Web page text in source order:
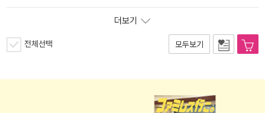
더보기
전체선택 모두보기